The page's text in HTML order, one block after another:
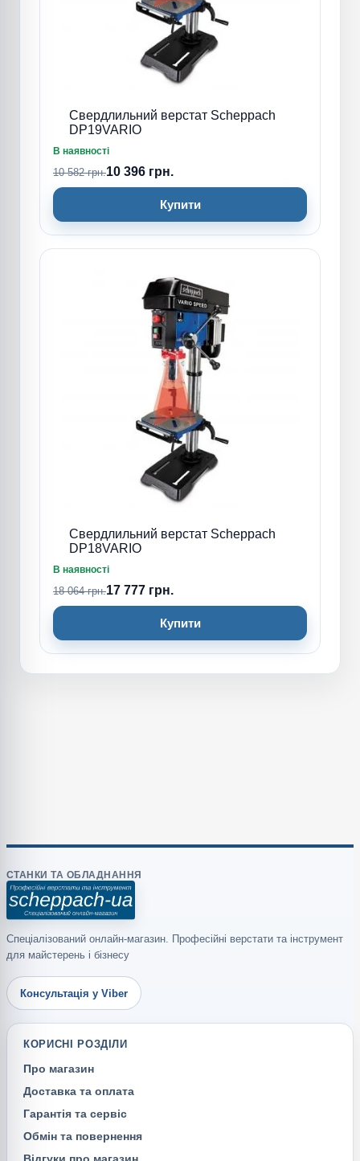
Свердлильний верстат Scheppach
DP19VARIO
В наявності
10 582 грн.10 396 грн.
Купити
Свердлильний верстат Scheppach
DP18VARIO
В наявності
18 064 грн.17 777 грн.
Купити
СТАНКИ ТА ОБЛАДНАННЯ
Спеціалізований онлайн-магазин. Професійні верстати та інструмент
для майстерень і бізнесу
Консультація у Viber
КОРИСНІ РОЗДІЛИ
Про магазин
Доставка та оплата
Гарантія та сервіс
Обмін та повернення